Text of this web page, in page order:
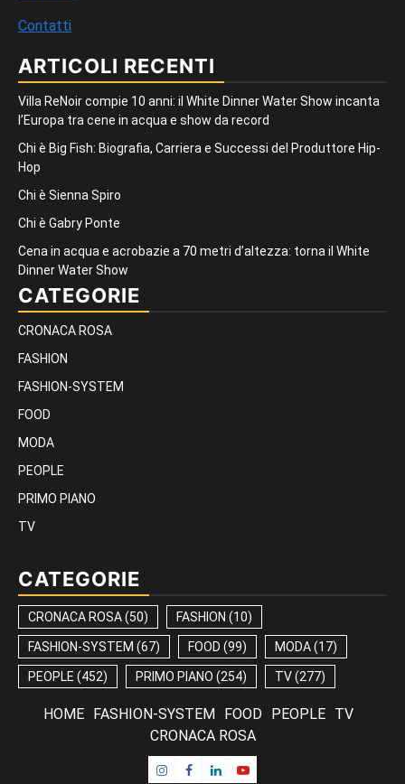
Contatti
ARTICOLI RECENTI
Villa ReNoir compie 10 anni: il White Dinner Water Show incanta
l’Europa tra cene in acqua e show da record
Chi è Big Fish: Biografia, Carriera e Successi del Produttore Hip-
Hop
Chi è Sienna Spiro
Chi è Gabry Ponte
Cena in acqua e acrobazie a 70 metri d’altezza: torna il White
Dinner Water Show
CATEGORIE
CRONACA ROSA
FASHION
FASHION-SYSTEM
FOOD
MODA
PEOPLE
PRIMO PIANO
TV
CATEGORIE
CRONACA ROSA(50) FASHION (10)
FASHION-SYSTEM (67) FOOD (99) MODA(17)
PEOPLE (452) PRIMO PIANO (254) TV(277)
HOME FASHION-SYSTEM FOOD PEOPLE
TV
CRONACA ROSA
Instagram
Facebook
LinkedinYoutube